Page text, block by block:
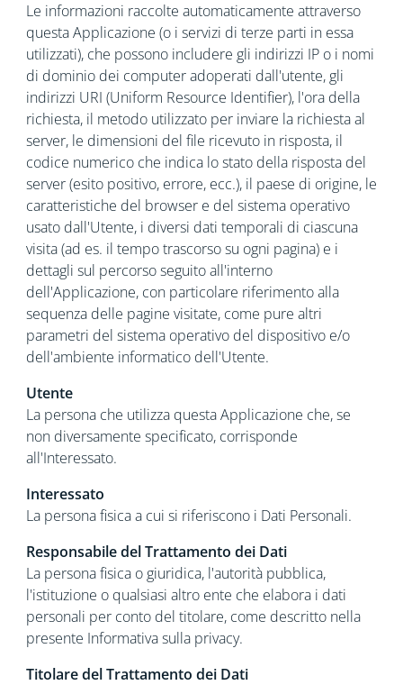
Le informazioni raccolte automaticamente attraverso
questa Applicazione (o i servizi di terze parti in essa
utilizzati), che possono includere gli indirizzi IP o i nomi
di dominio dei computer adoperati dall'utente, gli
indirizzi URI (Uniform Resource Identifier), l'ora della
richiesta, il metodo utilizzato per inviare la richiesta al
server, le dimensioni del file ricevuto in risposta, il
codice numerico che indica lo stato della risposta del
server (esito positivo, errore, ecc.), il paese di origine, le
caratteristiche del browser e del sistema operativo
usato dall'Utente, i diversi dati temporali di ciascuna
visita (ad es. il tempo trascorso su ogni pagina) e i
dettagli sul percorso seguito all'interno
dell'Applicazione, con particolare riferimento alla
sequenza delle pagine visitate, come pure altri
parametri del sistema operativo del dispositivo e/o
dell'ambiente informatico dell'Utente.
Utente
La persona che utilizza questa Applicazione che, se
non diversamente specificato, corrisponde
all'Interessato.
Interessato
La persona fisica a cui si riferiscono i Dati Personali.
Responsabile del Trattamento dei Dati
La persona fisica o giuridica, l'autorità pubblica,
l'istituzione o qualsiasi altro ente che elabora i dati
personali per conto del titolare, come descritto nella
presente Informativa sulla privacy.
Titolare del Trattamento dei Dati